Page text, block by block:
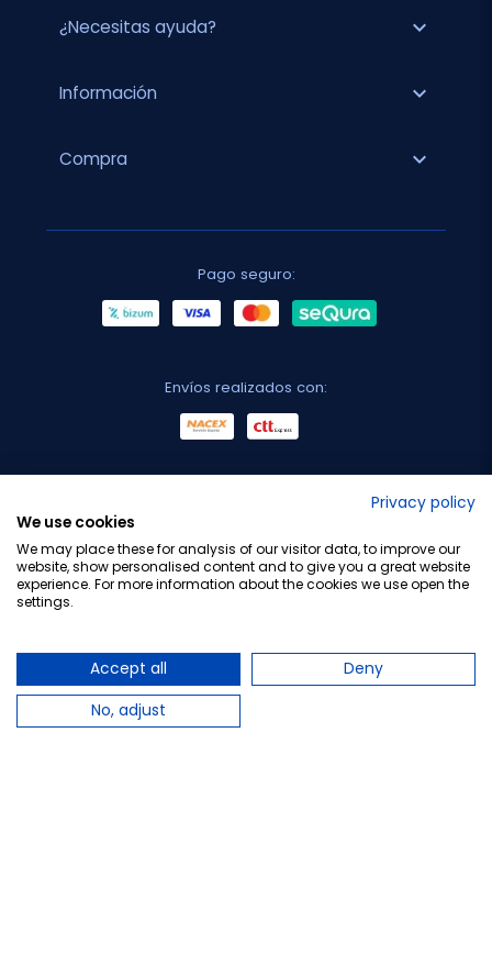
¿Necesitas ayuda? expand_more
Información expand_more
Compra expand_more
Pago seguro:
Envíos realizados con:
Privacy policy
We use cookies
We may place these for analysis of our visitor data, to improve our
website, show personalised content and to give you a great website
experience. For more information about the cookies we use open the
settings.
Accept all
Deny
No, adjust